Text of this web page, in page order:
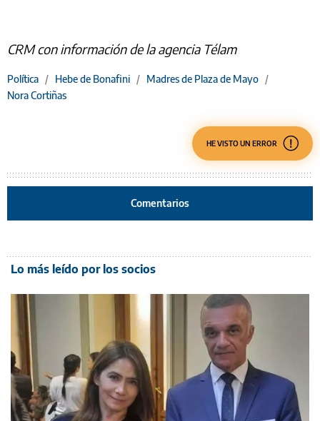
CRM con información de la agencia Télam
Política / Hebe de Bonafini / Madres de Plaza de Mayo /
Nora Cortiñas
HE VISTO UN ERROR
Comentarios
Lo más leído por los socios